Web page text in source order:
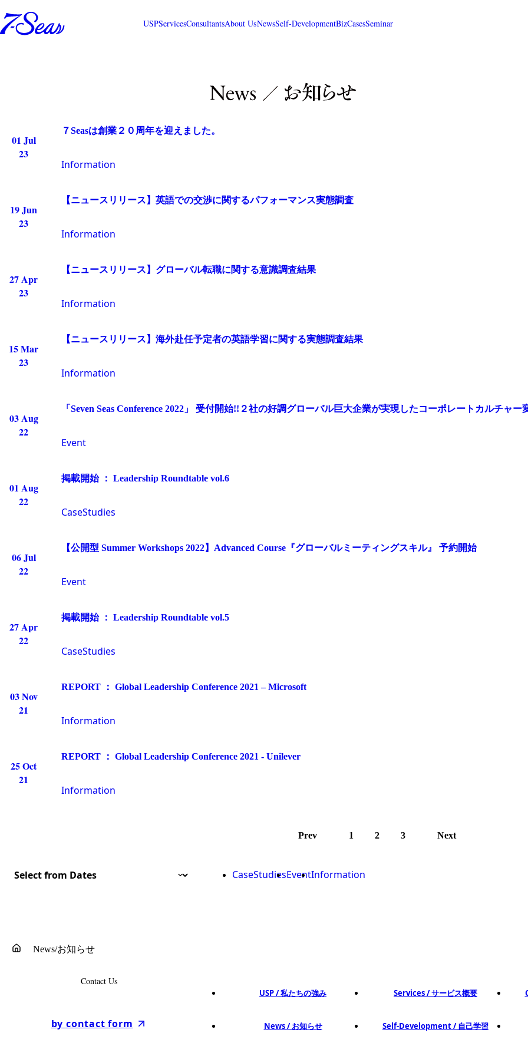
USPServicesConsultantsAbout UsNewsSelf-DevelopmentBizCasesSeminar
01 Jul
23
７Seasは創業２０周年を迎えました。
Information
19 Jun
23
【ニュースリリース】英語での交渉に関するパフォーマンス実態調査
Information
27 Apr
23
【ニュースリリース】グローバル転職に関する意識調査結果
Information
15 Mar
23
【ニュースリリース】海外赴任予定者の英語学習に関する実態調査結果
Information
03 Aug
22
「Seven Seas Conference 2022」 受付開始!!２社の好調グローバル巨大企業が実現したコーポレートカルチャー
Event
01 Aug
22
掲載開始 ： Leadership Roundtable vol.6
CaseStudies
06 Jul
22
【公開型 Summer Workshops 2022】Advanced Course『グローバルミーティングスキル』 予約開始
Event
27 Apr
22
掲載開始 ： Leadership Roundtable vol.5
CaseStudies
03 Nov
21
REPORT ： Global Leadership Conference 2021 – Microsoft
Information
25 Oct
21
REPORT ： Global Leadership Conference 2021 ‐ Unilever
Information
Prev 1 2 3 Next
CaseStudiesEventInformation
ホーム
News/お知らせ
Contact Us
by contact form
USP / 私たちの強み Services / サービス概要
News / お知らせ Self-Development / 自己学習